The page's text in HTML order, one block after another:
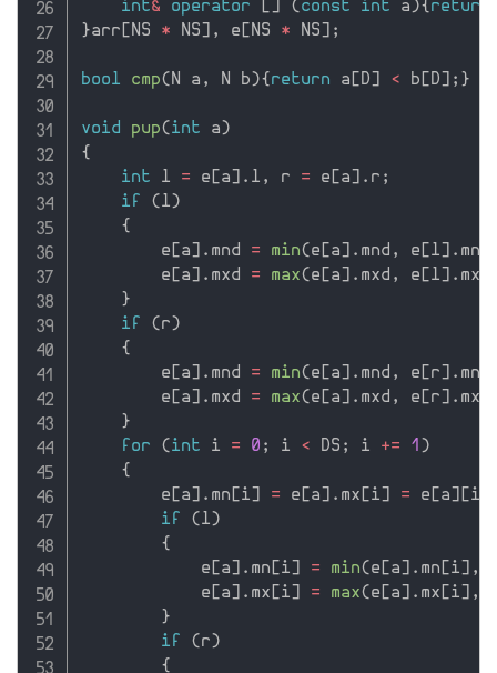
int& operator [] (const int a){return
}arr [NS * NS] , e [NS * NS] ;
bool cmp(N a , N b){return a [D] < b [D] ; }
void pup(int a)
{
int l = e [a] . l , r = e [a] . r ;
if
(l)
{
        e
[a] . mnd = min(e [a] . mnd , e [l] . mnd
        e
[a] . mxd = max(e [a] . mxd , e [l] . mxd
}
if
(r)
{
        e
[a] . mnd = min(e [a] . mnd , e [r] . mnd
        e
[a] . mxd = max(e [a] . mxd , e [r] . mxd
}
for
(int i = 0 ; i < DS ; i += 1 )
{
        e
[a] . mn [i] = e [a] . mx [i] = e [a] [i
if
(l)
{
            e
[a] . mn [i] = min(e [a] . mn [i] ,
            e
[a] . mx [i] = max(e [a] . mx [i] ,
}
if
(r)
{